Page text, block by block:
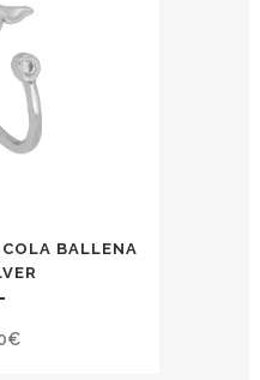
BALLENA
€